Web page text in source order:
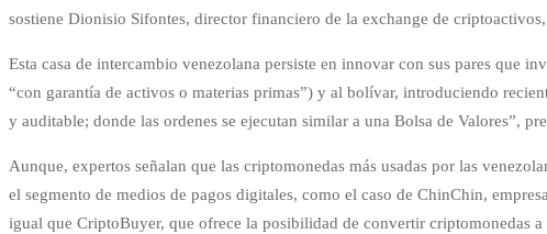
sostiene Dionisio Sifontes, director financiero de la exchange de
Esta casa de intercambio venezolana persiste en innovar con sus pares que
“con garantía de activos o materias primas”) y al bolívar, introduciendo
y auditable; donde las ordenes se ejecutan similar a una Bolsa de Valores”,
Aunque, expertos señalan que las criptomonedas más usadas por las
el segmento de medios de pagos digitales, como el caso de ChinChin,
igual que CriptoBuyer, que ofrece la posibilidad de convertir criptomonedas